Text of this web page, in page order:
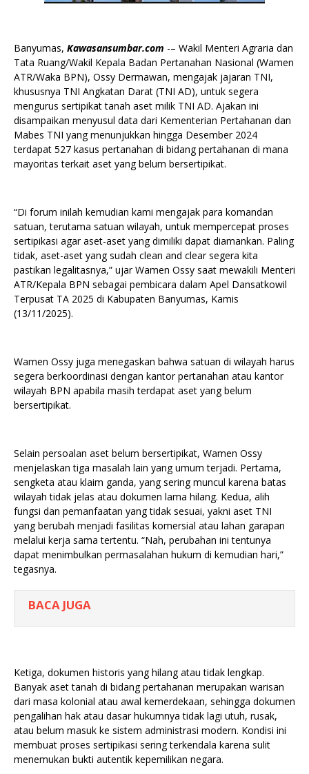
Banyumas, Kawasansumbar.com -– Wakil Menteri Agraria dan
Tata Ruang/Wakil Kepala Badan Pertanahan Nasional (Wamen
ATR/Waka BPN), Ossy Dermawan, mengajak jajaran TNI,
khususnya TNI Angkatan Darat (TNI AD), untuk segera
mengurus sertipikat tanah aset milik TNI AD. Ajakan ini
disampaikan menyusul data dari Kementerian Pertahanan dan
Mabes TNI yang menunjukkan hingga Desember 2024
terdapat 527 kasus pertanahan di bidang pertahanan di mana
mayoritas terkait aset yang belum bersertipikat.
“Di forum inilah kemudian kami mengajak para komandan
satuan, terutama satuan wilayah, untuk mempercepat proses
sertipikasi agar aset-aset yang dimiliki dapat diamankan. Paling
tidak, aset-aset yang sudah clean and clear segera kita
pastikan legalitasnya,” ujar Wamen Ossy saat mewakili Menteri
ATR/Kepala BPN sebagai pembicara dalam Apel Dansatkowil
Terpusat TA 2025 di Kabupaten Banyumas, Kamis
(13/11/2025).
Wamen Ossy juga menegaskan bahwa satuan di wilayah harus
segera berkoordinasi dengan kantor pertanahan atau kantor
wilayah BPN apabila masih terdapat aset yang belum
bersertipikat.
Selain persoalan aset belum bersertipikat, Wamen Ossy
menjelaskan tiga masalah lain yang umum terjadi. Pertama,
sengketa atau klaim ganda, yang sering muncul karena batas
wilayah tidak jelas atau dokumen lama hilang. Kedua, alih
fungsi dan pemanfaatan yang tidak sesuai, yakni aset TNI
yang berubah menjadi fasilitas komersial atau lahan garapan
melalui kerja sama tertentu. “Nah, perubahan ini tentunya
dapat menimbulkan permasalahan hukum di kemudian hari,”
tegasnya.
BACA JUGA
Ketiga, dokumen historis yang hilang atau tidak lengkap.
Banyak aset tanah di bidang pertahanan merupakan warisan
dari masa kolonial atau awal kemerdekaan, sehingga dokumen
pengalihan hak atau dasar hukumnya tidak lagi utuh, rusak,
atau belum masuk ke sistem administrasi modern. Kondisi ini
membuat proses sertipikasi sering terkendala karena sulit
menemukan bukti autentik kepemilikan negara.